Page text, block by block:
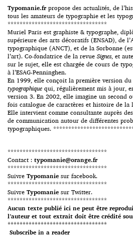
Typomanie.fr propose des actualités, de
tous les amateurs de typographie et les
*********************************
Muriel Paris est graphiste & typographe,
supérieure des arts décoratifs (ENSAD), de
typographique (ANCT), et de la Sorbonne
l’art). Co-fondatrice de la revue Signes, et
sur le sujet, elle est chargée de cours de
à l’ESAG-Penninghen.
En 1999, elle conçoit la première version du
typographique qui, régulièrement mis à jour,
version 3. En 2002, elle imagine un second
fois catalogue de caractères et histoire de la
Elle intervient comme consultante auprès
de communication autour de différentes
typographiques.
*********************************
Contact : typomanie@orange.fr
*********************************
Suivre Typomanie sur facebook.
*********************************
Suivre Typomanie sur Twitter.
*********************************
Aucun texte publié ici ne peut être
l’auteur et tout extrait doit être crédité
*********************************
Subscribe in a reader